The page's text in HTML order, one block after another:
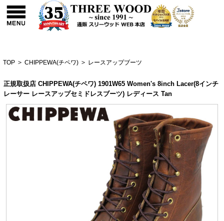
TOP > CHIPPEWA(チペワ) > レースアップブーツ
正規取扱店 CHIPPEWA(チペワ) 1901W65 Women's 8inch Lacer(8インチ
レーサー レースアップセミドレスブーツ) レディース Tan